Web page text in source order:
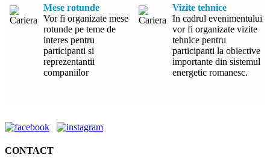
Mese rotunde
Vor fi organizate mese
rotunde pe teme de
interes pentru
participanti si
reprezentantii
companiilor
Vizite tehnice
In cadrul evenimentului
vor fi organizate vizite
tehnice pentru
participanti la obiective
importante din sistemul
energetic romanesc.
CONTACT